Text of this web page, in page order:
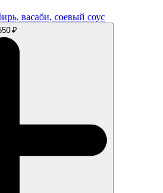
васаби, соевый соус
₽